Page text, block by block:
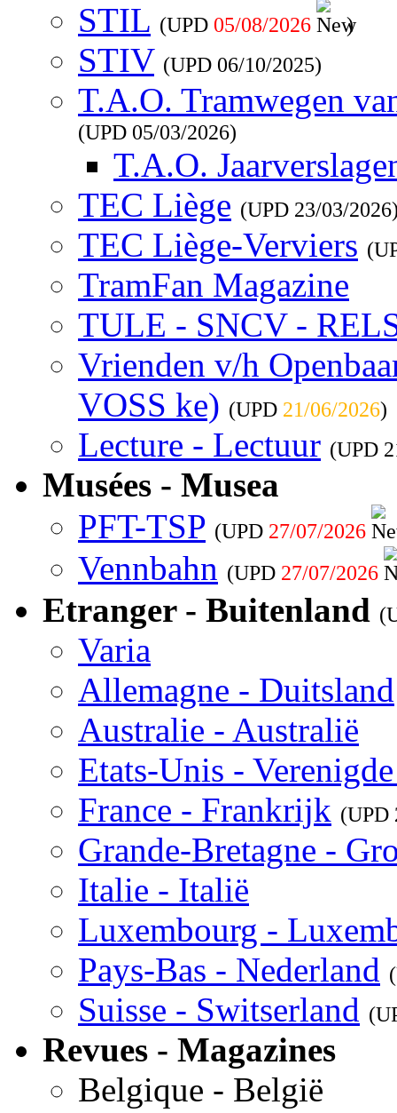
STIL (UPD 05/08/2026 )
STIV (UPD 06/10/2025)
T.A.O. Tramwegen
(UPD 05/03/2026)
T.A.O.
TEC Liège (UPD 23/03/2026
TEC Liège-Verviers
TramFan Magazine
TULE - SNCV -
Vrienden v/h
VOSS ke) (UPD 21/06/2026)
Lecture - Lectuur (UPD
Musées - Musea
PFT-TSP (UPD 27/07/2026
Vennbahn (UPD 27/07/2026
Etranger - Buitenland
Varia
Allemagne - Duitsland
Australie - Australië
Etats-Unis -
France - Frankrijk (UPD
Grande-Bretagne -
Italie - Italië
Luxembourg -
Pays-Bas - Nederland
Suisse - Switserland
Revues - Magazines
Belgique - België